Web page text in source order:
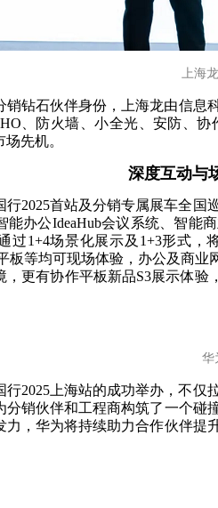
上海
销钻石伙伴身份，上海龙由信息
、防火墙、小全光、安防、
先机。
深度互动与
行2025首站及分销专属展车全
能办公IdeaHub会议系统、智能
过1+4场景化展示及1+3形式
板等均可现场体验，办公及商
，更有协作平板新品S3展示体
华
行2025上海站的成功举办，不
分销伙伴和工程商构筑了一个碰
力，华为将持续助力合作伙伴提